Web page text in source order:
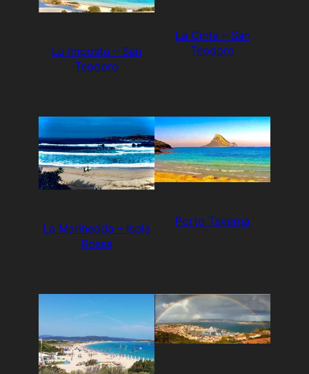
Lu Impostu – San
Teodoro
La Cinta – San
Teodoro
La Marinedda – Isola
Rossa
Porto Taverna